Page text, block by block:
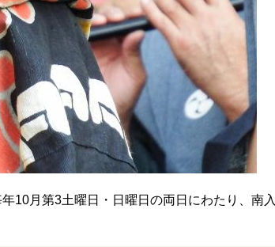
10月第3土曜日・日曜日の両日にわたり、南入